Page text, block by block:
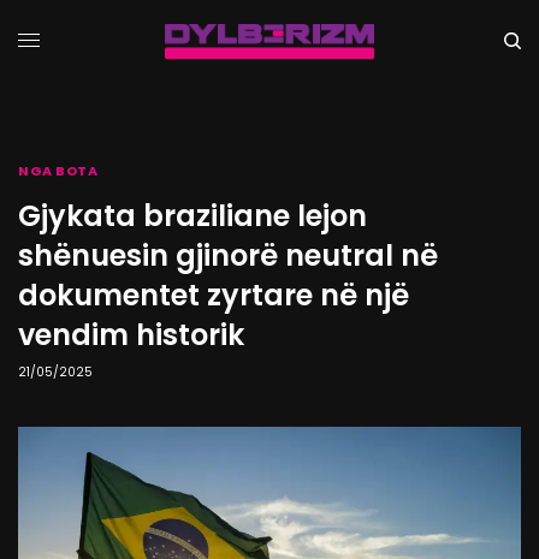
NGA BOTA
Gjykata braziliane lejon
shënuesin gjinorë neutral në
dokumentet zyrtare në një
vendim historik
21/05/2025